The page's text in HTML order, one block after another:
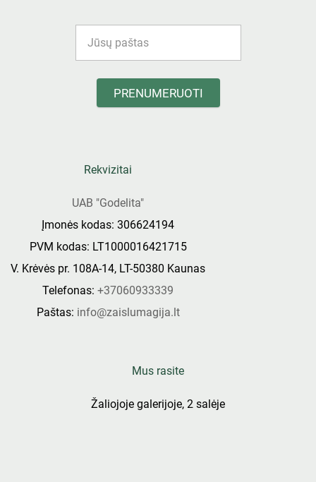
PRENUMERUOTI
Rekvizitai
UAB "Godelita"
Įmonės kodas: 306624194
PVM kodas: LT1000016421715
V. Krėvės pr. 108A-14, LT-50380 Kaunas
Telefonas: +37060933339
Paštas: info@zaislumagija.lt
Mus rasite
Žaliojoje galerijoje, 2 salėje